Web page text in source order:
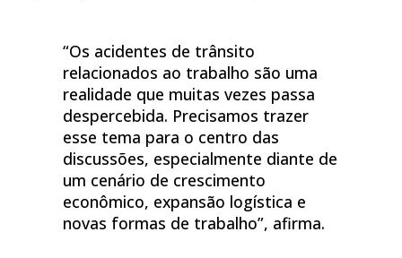
“Os acidentes de trânsito
relacionados ao trabalho são uma
realidade que muitas vezes passa
despercebida. Precisamos trazer
esse tema para o centro das
discussões, especialmente diante de
um cenário de crescimento
econômico, expansão logística e
novas formas de trabalho”, afirma.